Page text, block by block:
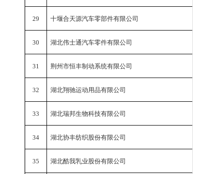
29 十堰合天源汽车零部件有限公司
30 湖北伟士通汽车零件有限公司
31 荆州市恒丰制动系统有限公司
32 湖北翔驰运动用品有限公司
33 湖北瑞邦生物科技有限公司
34 湖北协丰纺织股份有限公司
35 湖北酷我乳业股份有限公司